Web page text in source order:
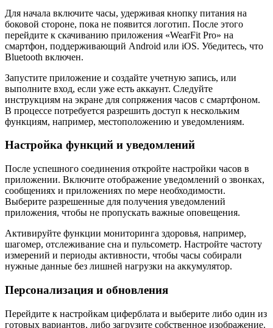
Для начала включите часы, удерживая кнопку питания на
боковой стороне, пока не появится логотип. После этого
перейдите к скачиванию приложения «WearFit Pro» на
смартфон, поддерживающий Android или iOS. Убедитесь, что
Bluetooth включен.
Запустите приложение и создайте учетную запись, или
выполните вход, если уже есть аккаунт. Следуйте
инструкциям на экране для сопряжения часов с смартфоном.
В процессе потребуется разрешить доступ к нескольким
функциям, например, местоположению и уведомлениям.
Настройка функций и уведомлений
После успешного соединения откройте настройки часов в
приложении. Включите отображение уведомлений о звонках,
сообщениях и приложениях по мере необходимости.
Выберите разрешенные для получения уведомлений
приложения, чтобы не пропускать важные оповещения.
Активируйте функции мониторинга здоровья, например,
шагомер, отслеживание сна и пульсометр. Настройте частоту
измерений и периоды активности, чтобы часы собирали
нужные данные без лишней нагрузки на аккумулятор.
Персонализация и обновления
Перейдите к настройкам циферблата и выберите либо один из
готовых вариантов, либо загрузите собственное изображение.